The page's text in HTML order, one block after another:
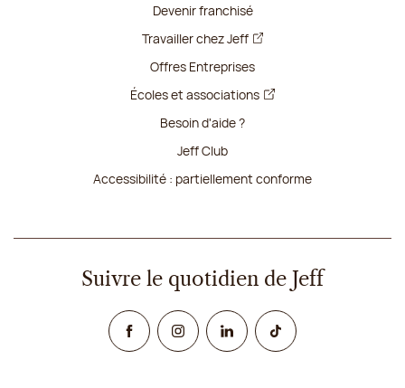
Devenir franchisé
Travailler chez Jeff
Offres Entreprises
Écoles et associations
Besoin d'aide ?
Jeff Club
Accessibilité : partiellement conforme
Suivre le quotidien de Jeff
FacebookInstagramLinked InTikTok